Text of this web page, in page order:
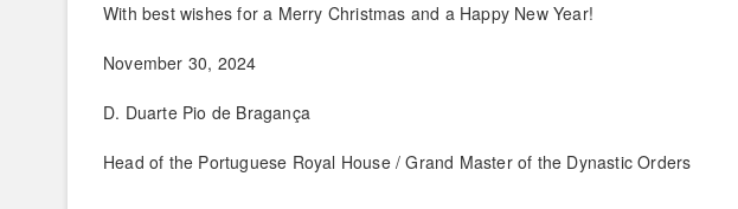
With best wishes for a Merry Christmas and a Happy New Year!
November 30, 2024
D. Duarte Pio de Bragança
Head of the Portuguese Royal House / Grand Master of the Dynastic Orders